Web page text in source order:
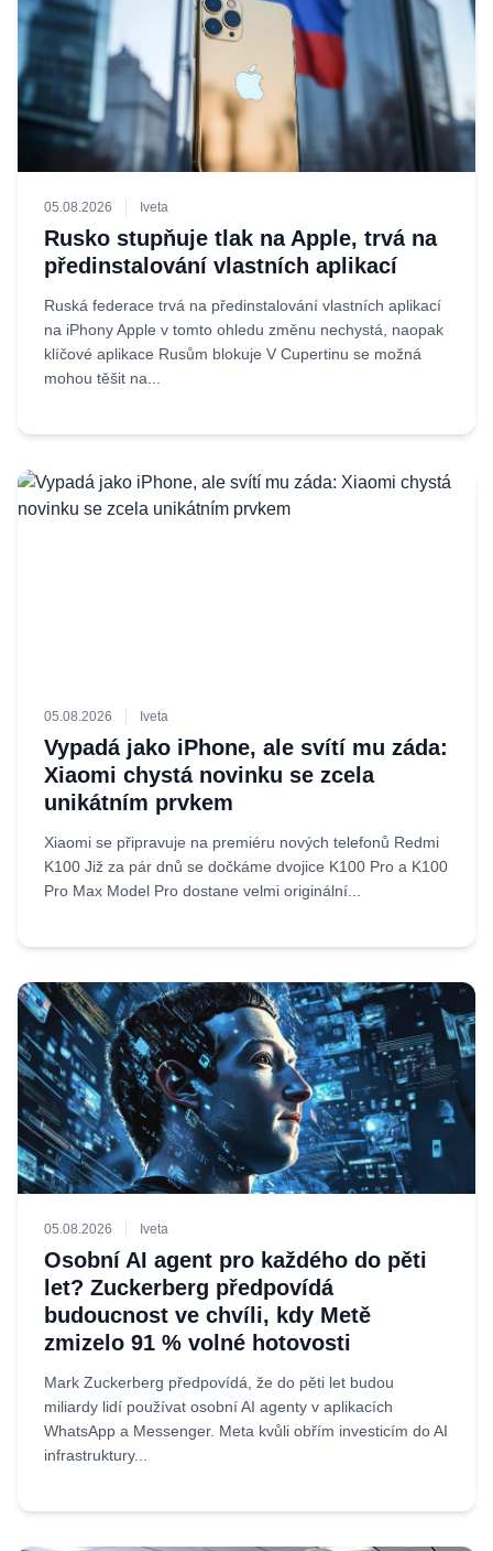
05.08.2026 Iveta
Rusko stupňuje tlak na Apple, trvá na
předinstalování vlastních aplikací
Ruská federace trvá na předinstalování vlastních aplikací
na iPhony Apple v tomto ohledu změnu nechystá, naopak
klíčové aplikace Rusům blokuje V Cupertinu se možná
mohou těšit na...
05.08.2026 Iveta
Vypadá jako iPhone, ale svítí mu záda:
Xiaomi chystá novinku se zcela
unikátním prvkem
Xiaomi se připravuje na premiéru nových telefonů Redmi
K100 Již za pár dnů se dočkáme dvojice K100 Pro a K100
Pro Max Model Pro dostane velmi originální...
05.08.2026 Iveta
Osobní AI agent pro každého do pěti
let? Zuckerberg předpovídá
budoucnost ve chvíli, kdy Metě
zmizelo 91 % volné hotovosti
Mark Zuckerberg předpovídá, že do pěti let budou
miliardy lidí používat osobní AI agenty v aplikacích
WhatsApp a Messenger. Meta kvůli obřím investicím do AI
infrastruktury...